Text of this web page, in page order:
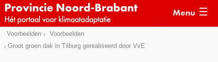
Sla
links
Menu
Voorbeelden
Voorbeelden
Groot groen dak in Tilburg gerealiseerd door VvE